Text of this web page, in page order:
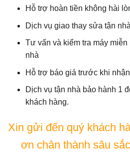
Hỗ trợ hoàn tiền không hài
Dịch vụ giao thay sửa tận
Tư vấn và kiểm tra máy
nhà
Hỗ trợ báo giá trước khi
Dịch vụ tận nhà bảo hành 1
khách hàng.
Xin gửi đến quý khách
ơn chân thành sâu